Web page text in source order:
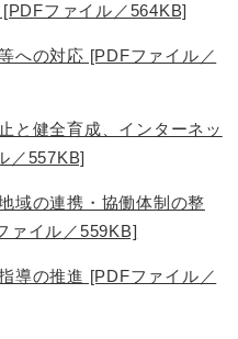
ファイル／564KB]
への対応 [PDFファイル／
と健全育成、インターネッ
／557KB]
域の連携・協働体制の整
ァイル／559KB]
導の推進 [PDFファイル／